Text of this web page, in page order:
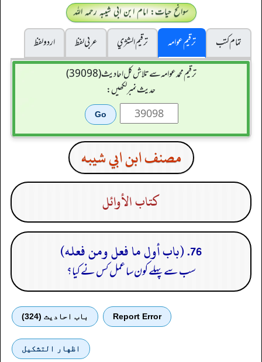
سوانح حیات: امام ابن ابی شیبہ رحمہ اللہ
تمام کتب
ترقیم عوامہ ترقيم الشژي عربی لفظ
اردو لفظ
ترقیم محمدعوامہ سے تلاش کل احادیث (39098)
حدیث نمبر لکھیں:
مصنف ابن ابي شيبه
كتاب الأوائل
76. (باب أول ما فعل ومن فعله)
سب سے پہلے کون سا عمل کس نے کیا؟
Report Error باب احادیث (324)
اظهار التشكيل